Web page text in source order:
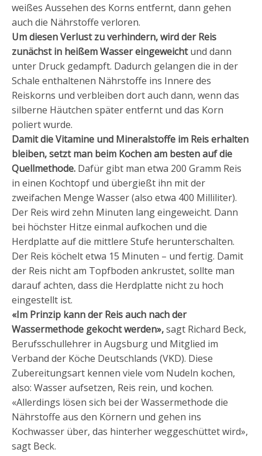
weißes Aussehen des Korns entfernt, dann gehen
auch die Nährstoffe verloren.
Um diesen Verlust zu verhindern, wird der Reis
zunächst in heißem Wasser eingeweichtund dann
unter Druck gedampft. Dadurch gelangen die in der
Schale enthaltenen Nährstoffe ins Innere des
Reiskorns und verbleiben dort auch dann, wenn das
silberne Häutchen später entfernt und das Korn
poliert wurde.
Damit die Vitamine und Mineralstoffe im Reis erhalten
bleiben, setzt man beim Kochen am besten auf die
Quellmethode. Dafür gibt man etwa 200 Gramm Reis
in einen Kochtopf und übergießt ihn mit der
zweifachen Menge Wasser (also etwa 400 Milliliter).
Der Reis wird zehn Minuten lang eingeweicht. Dann
bei höchster Hitze einmal aufkochen und die
Herdplatte auf die mittlere Stufe herunterschalten.
Der Reis köchelt etwa 15 Minuten – und fertig. Damit
der Reis nicht am Topfboden ankrustet, sollte man
darauf achten, dass die Herdplatte nicht zu hoch
eingestellt ist.
«Im Prinzip kann der Reis auch nach der
Wassermethode gekocht werden»,sagt Richard Beck,
Berufsschullehrer in Augsburg und Mitglied im
Verband der Köche Deutschlands (VKD). Diese
Zubereitungsart kennen viele vom Nudeln kochen,
also: Wasser aufsetzen, Reis rein, und kochen.
«Allerdings lösen sich bei der Wassermethode die
Nährstoffe aus den Körnern und gehen ins
Kochwasser über, das hinterher weggeschüttet wird»,
sagt Beck.